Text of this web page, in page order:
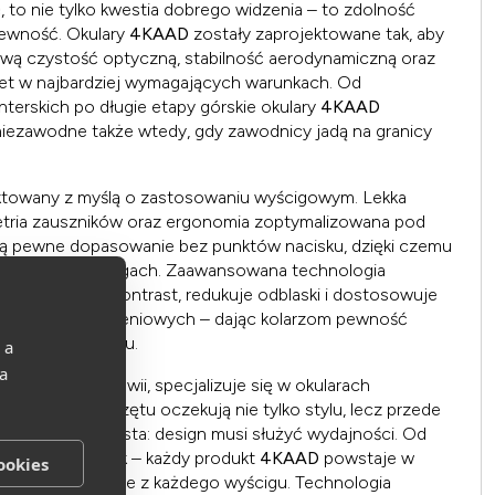
a
to nie tylko kwestia dobrego widzenia – to zdolność
Okulary 4KAAD zostały zaprojektowane tak, aby
czystość optyczną, stabilność aerodynamiczną oraz
w najbardziej wymagających warunkach. Od
po długie etapy górskie okulary 4KAAD
także wtedy, gdy zawodnicy jadą na granicy
z myślą o zastosowaniu wyścigowym. Lekka
zauszników oraz ergonomia zoptymalizowana pod
pewne dopasowanie bez punktów nacisku, dzięki czemu
się na osiągach. Zaawansowana technologia
zwiększa kontrast, redukuje odblaski i dostosowuje
oświetleniowych – dając kolarzom pewność
peletonu.
ze Skandynawii, specjalizuje się w okularach
którzy od sprzętu oczekują nie tylko stylu, lecz przede
marki jest prosta: design musi służyć wydajności. Od
oprawek – każdy produkt 4KAAD powstaje w
i dane z każdego wyścigu. Technologia